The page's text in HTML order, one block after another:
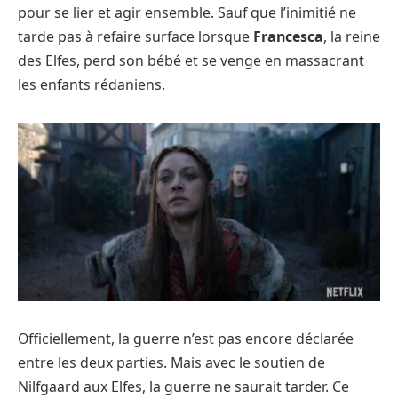
pour se lier et agir ensemble. Sauf que l’inimitié ne
tarde pas à refaire surface lorsque Francesca, la reine
des Elfes, perd son bébé et se venge en massacrant
les enfants rédaniens.
Officiellement, la guerre n’est pas encore déclarée
entre les deux parties. Mais avec le soutien de
Nilfgaard aux Elfes, la guerre ne saurait tarder. Ce